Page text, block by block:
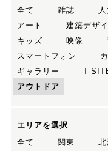
全て
雑誌
アート
建築デザ
キッズ
映像
スマートフォン
ギャラリー
T-
アウトドア
エリアを選択
全て
関東